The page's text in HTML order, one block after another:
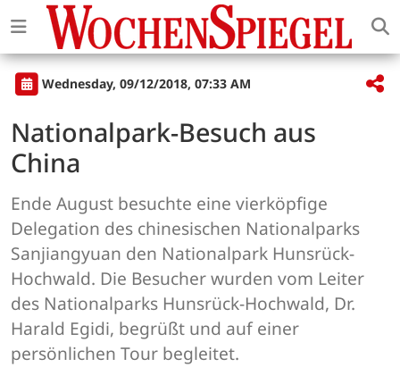
Wednesday, 09/12/2018, 07:33 AM
Nationalpark-Besuch aus
China
Ende August besuchte eine vierköpfige
Delegation des chinesischen Nationalparks
Sanjiangyuan den Nationalpark Hunsrück-
Hochwald. Die Besucher wurden vom Leiter
des Nationalparks Hunsrück-Hochwald, Dr.
Harald Egidi, begrüßt und auf einer
persönlichen Tour begleitet.